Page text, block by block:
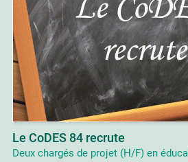
Le CoDES 84 recrute
Deux chargés de projet (H/F) en